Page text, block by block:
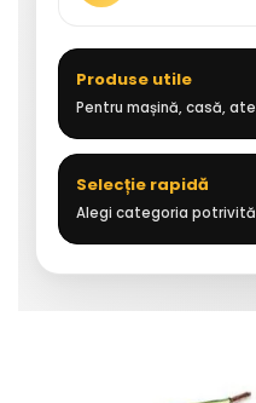
Produse utile
Pentru mașină, casă,
Selecție rapidă
Alegi categoria potrivită